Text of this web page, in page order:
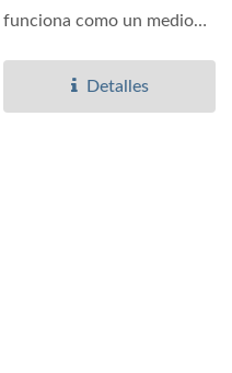
funciona como un medio
de campo...Detalles